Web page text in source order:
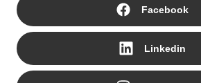
Facebook
Linkedin